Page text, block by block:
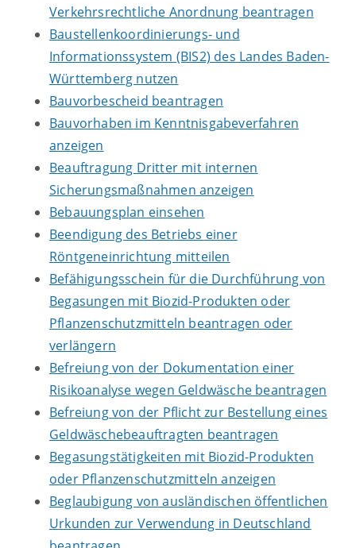
Verkehrsrechtliche Anordnung beantragen
Baustellenkoordinierungs- und
Informationssystem (BIS2) des Landes Baden-
Württemberg nutzen
Bauvorbescheid beantragen
Bauvorhaben im Kenntnisgabeverfahren
anzeigen
Beauftragung Dritter mit internen
Sicherungsmaßnahmen anzeigen
Bebauungsplan einsehen
Beendigung des Betriebs einer
Röntgeneinrichtung mitteilen
Befähigungsschein für die Durchführung von
Begasungen mit Biozid-Produkten oder
Pflanzenschutzmitteln beantragen oder
verlängern
Befreiung von der Dokumentation einer
Risikoanalyse wegen Geldwäsche beantragen
Befreiung von der Pflicht zur Bestellung eines
Geldwäschebeauftragten beantragen
Begasungstätigkeiten mit Biozid-Produkten
oder Pflanzenschutzmitteln anzeigen
Beglaubigung von ausländischen öffentlichen
Urkunden zur Verwendung in Deutschland